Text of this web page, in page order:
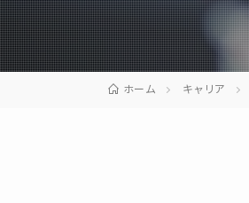
ホーム キャリア